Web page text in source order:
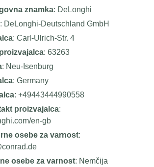
znamka: DeLonghi
: DeLonghi-Deutschland GmbH
: Carl-Ulrich-Str. 4
: 63263
: Neu-Isenburg
: Germany
: +49443444990558
proizvajalca:
en-gb
osebe za varnost:
osebe za varnost: Nemčija